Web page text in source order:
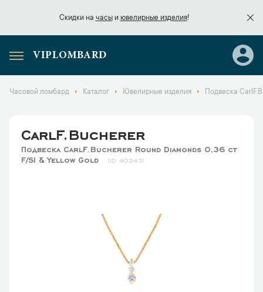
Скидки на часыи ювелирные изделия!
Скидки начасы
VIPLOMBARD
Часовой ломбард Каталог Ювелирные изделия Подвеска
CarlF.Bucherer
Подвеска CarlF.Bucherer Round Diamonds 0,36 ct
F/SI & Yellow Gold
40343